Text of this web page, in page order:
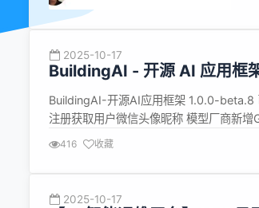
2025-10-17
BuildingAI - 开源 AI 应用框
BuildingAI-开源AI应用框架 1.0.0-beta.8
注册获取用户微信头像昵称 模型厂商新
支持 #27 修复 智能体快捷指令设置图片回
416 收藏
2025-10-17